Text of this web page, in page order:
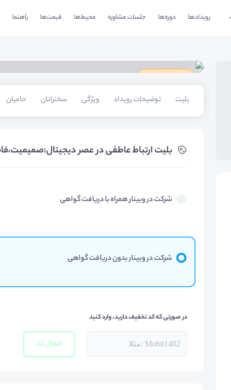
رویدادها دوره‌ها جلسات مشاوره محیط‌ها قیمت‌ها راهنما
بلیت‌ توضیحات رویداد ویژگی سخنرانان حامیان
بلیت‌ ارتباط عاطفی در عصر
شرکت در وبینار همراه با دریافت گواهی
شرکت در وبینار بدون دریافت گواهی
در صورتی که کد تخفیف دارید، وارد کنید
اعمال کد